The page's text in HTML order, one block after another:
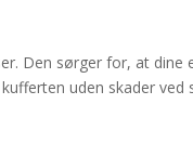
Den sørger for, at dine
uden skader ved